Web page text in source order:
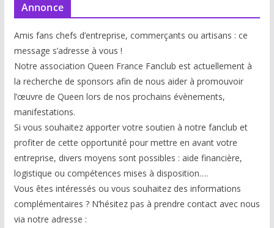
Annonce
Amis fans chefs d’entreprise, commerçants ou artisans : ce
message s’adresse à vous !
Notre association Queen France Fanclub est actuellement à
la recherche de sponsors afin de nous aider à promouvoir
l’œuvre de Queen lors de nos prochains évènements,
manifestations.
Si vous souhaitez apporter votre soutien à notre fanclub et
profiter de cette opportunité pour mettre en avant votre
entreprise, divers moyens sont possibles : aide financière,
logistique ou compétences mises à disposition….
Vous êtes intéressés ou vous souhaitez des informations
complémentaires ? N’hésitez pas à prendre contact avec nous
via notre adresse :